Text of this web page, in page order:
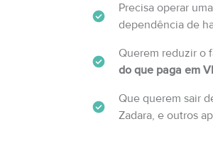
Precisa operar
dependência de
Querem reduzir o
do que paga em
Que querem sair
Zadara, e outros